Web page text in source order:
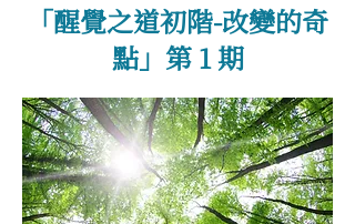
「醒覺之道初階-改變的奇
點」第 1 期